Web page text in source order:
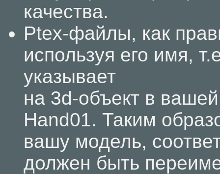
качества.
Ptex-файлы, как
используя его имя,
указывает
на 3d-объект в
Hand01. Таким
вашу модель,
должен быть